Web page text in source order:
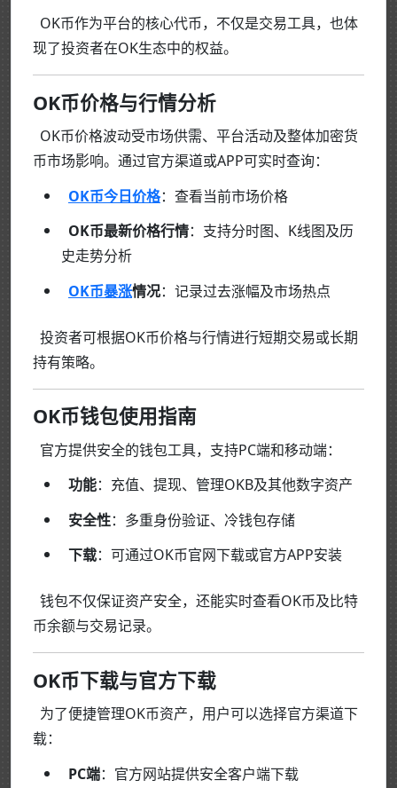
OK币作为平台的核心代币，不仅是交易工具，也体
现了投资者在OK生态中的权益。
OK币价格与行情分析
OK币价格波动受市场供需、平台活动及整体加密货
币市场影响。通过官方渠道或APP可实时查询：
OK币今日价格：查看当前市场价格
OK币最新价格行情：支持分时图、K线图及历
史走势分析
OK币暴涨情况：记录过去涨幅及市场热点
投资者可根据OK币价格与行情进行短期交易或长期
持有策略。
OK币钱包使用指南
官方提供安全的钱包工具，支持PC端和移动端：
功能：充值、提现、管理OKB及其他数字资产
安全性：多重身份验证、冷钱包存储
下载：可通过OK币官网下载或官方APP安装
钱包不仅保证资产安全，还能实时查看OK币及比特
币余额与交易记录。
OK币下载与官方下载
为了便捷管理OK币资产，用户可以选择官方渠道下
载：
PC端：官方网站提供安全客户端下载